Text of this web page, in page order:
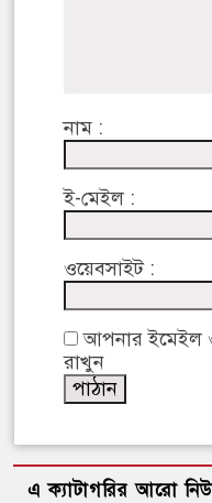
নাম :
ই-মেইল :
ওয়েবসাইট :
আপনার ইমেইল
রাখুন
এ ক্যাটাগরির আরো